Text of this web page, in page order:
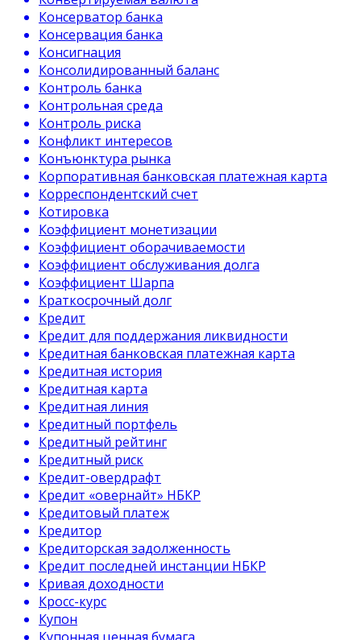
Консерватор банка
Консервация банка
Консигнация
Консолидированный баланс
Контроль банка
Контрольная среда
Контроль риска
Конфликт интересов
Конъюнктура рынка
Корпоративная банковская платежная карта
Корреспондентский счет
Котировка
Коэффициент монетизации
Коэффициент оборачиваемости
Коэффициент обслуживания долга
Коэффициент Шарпа
Краткосрочный долг
Кредит
Кредит для поддержания ликвидности
Кредитная банковская платежная карта
Кредитная история
Кредитная карта
Кредитная линия
Кредитный портфель
Кредитный рейтинг
Кредитный риск
Кредит-овердрафт
Кредит «овернайт» НБКР
Кредитовый платеж
Кредитор
Кредиторская задолженность
Кредит последней инстанции НБКР
Кривая доходности
Кросс-курс
Купон